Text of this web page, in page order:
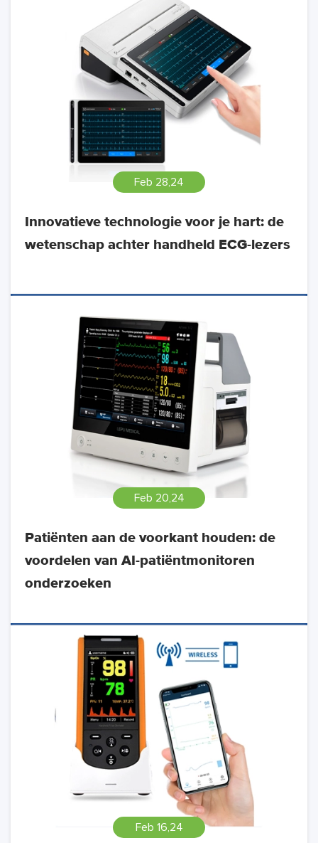
Feb 28,24
Innovatieve technologie voor je hart: de
wetenschap achter handheld ECG-lezers
Feb 20,24
Patiënten aan de voorkant houden: de
voordelen van AI-patiëntmonitoren
onderzoeken
Feb 16,24